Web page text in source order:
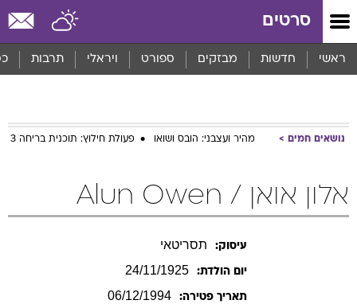
סרטים
ראשי חדשות מבזקים ספורט ויראלי תרבות
נושאים חמים מהיר ועצבני: הובס ושואו פעולת חילוץ: תוכנית בריחה 3
אלון אואן / Alun Owen
עיסוק: תסריטאי
יום הולדת: 24/11/1925
תאריך פטירה: 06/12/1994